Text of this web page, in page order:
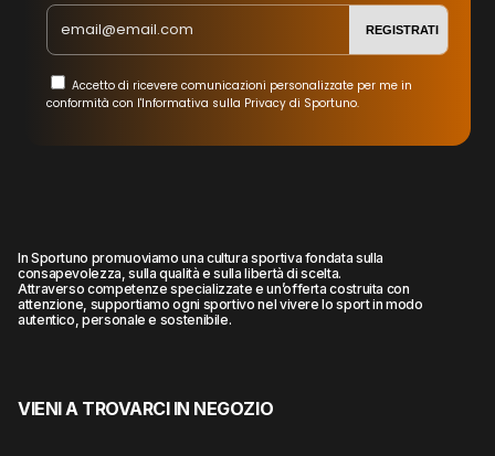
REGISTRATI
Accetto di ricevere comunicazioni personalizzate per me in
conformità con l'Informativa sulla Privacy di Sportuno.
In Sportuno promuoviamo una cultura sportiva fondata sulla
consapevolezza, sulla qualità e sulla libertà di scelta.
Attraverso competenze specializzate e un’offerta costruita con
attenzione, supportiamo ogni sportivo nel vivere lo sport in modo
autentico, personale e sostenibile.
VIENI A TROVARCI IN NEGOZIO